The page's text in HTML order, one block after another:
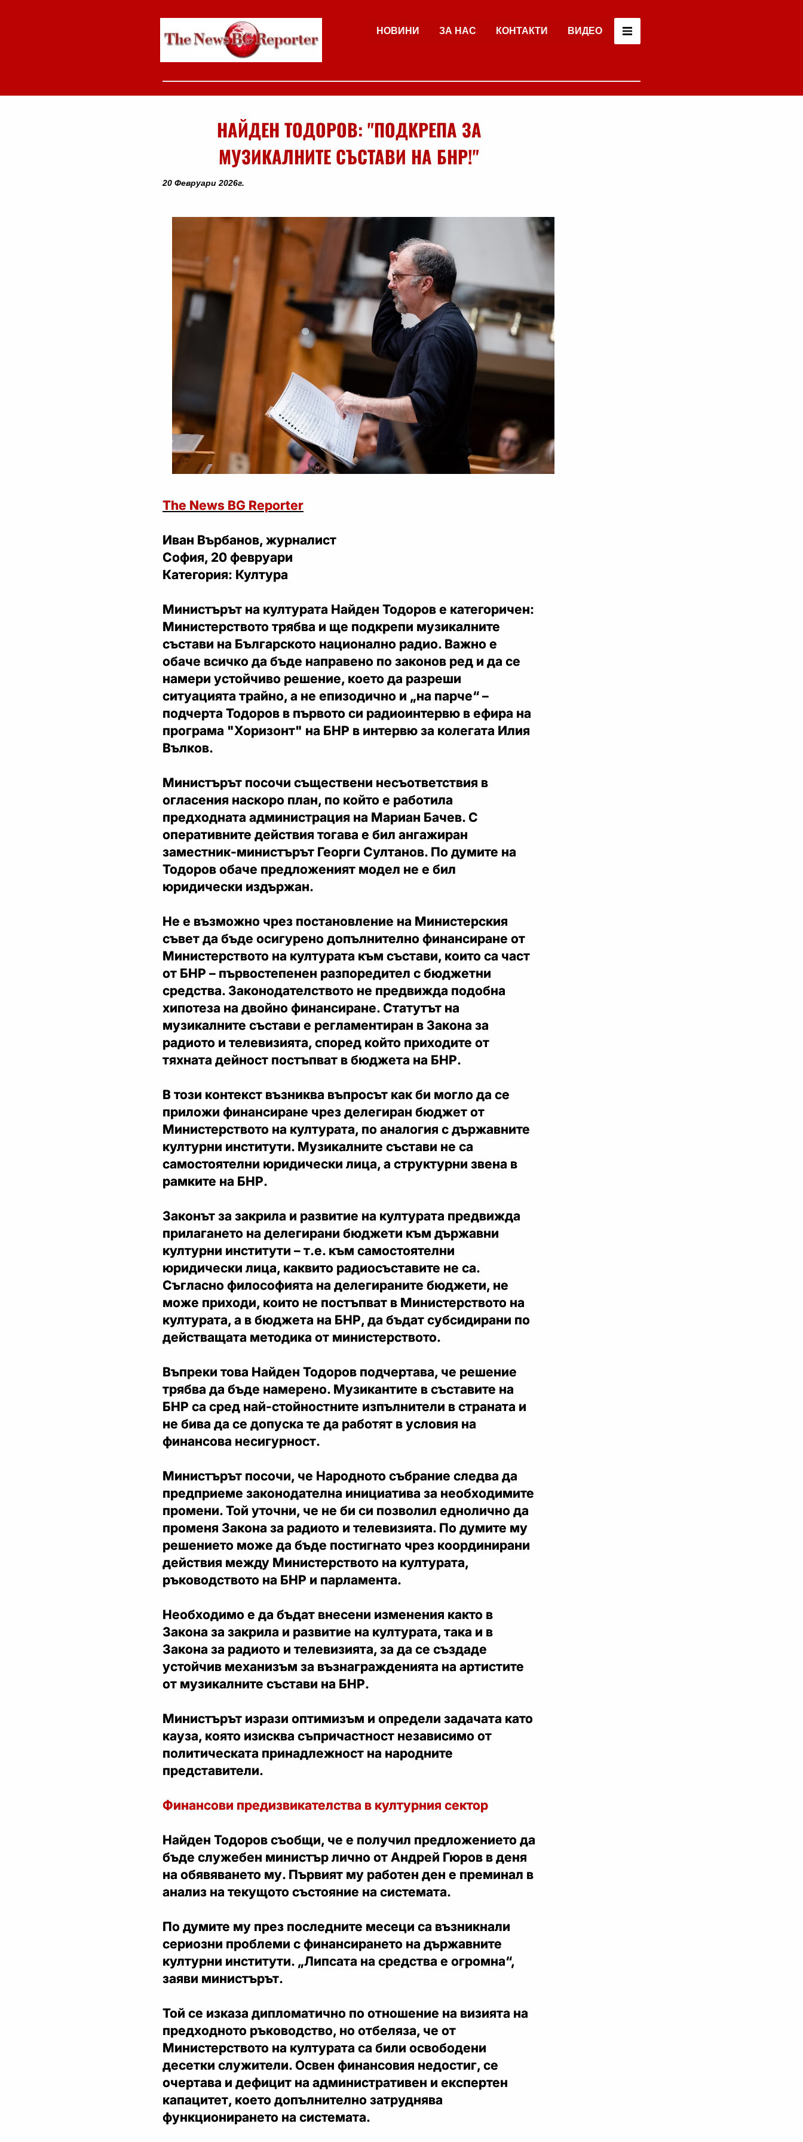
НОВИНИ ЗА НАС КОНТАКТИ ВИДЕО
НАЙДЕН ТОДОРОВ: "ПОДКРЕПА ЗА
МУЗИКАЛНИТЕ СЪСТАВИ НА БНР!"
20 Февруари 2026г.
The News BG Reporter
Иван Върбанов, журналист
София, 20 февруари
Категория: Култура
Министърът на културата Найден Тодоров е категоричен:
Министерството трябва и ще подкрепи музикалните
състави на Българското национално радио. Важно е
обаче всичко да бъде направено по законов ред и да се
намери устойчиво решение, което да разреши
ситуацията трайно, а не епизодично и „на парче“ –
подчерта Тодоров в първото си радиоинтервю в ефира на
програма "Хоризонт" на БНР в интервю за колегата Илия
Вълков.
Министърът посочи съществени несъответствия в
огласения наскоро план, по който е работила
предходната администрация на Мариан Бачев. С
оперативните действия тогава е бил ангажиран
заместник-министърът Георги Султанов. По думите на
Тодоров обаче предложеният модел не е бил
юридически издържан.
Не е възможно чрез постановление на Министерския
съвет да бъде осигурено допълнително финансиране от
Министерството на културата към състави, които са част
от БНР – първостепенен разпоредител с бюджетни
средства. Законодателството не предвижда подобна
хипотеза на двойно финансиране. Статутът на
музикалните състави е регламентиран в Закона за
радиото и телевизията, според който приходите от
тяхната дейност постъпват в бюджета на БНР.
В този контекст възниква въпросът как би могло да се
приложи финансиране чрез делегиран бюджет от
Министерството на културата, по аналогия с държавните
културни институти. Музикалните състави не са
самостоятелни юридически лица, а структурни звена в
рамките на БНР.
Законът за закрила и развитие на културата предвижда
прилагането на делегирани бюджети към държавни
културни институти – т.е. към самостоятелни
юридически лица, каквито радиосъставите не са.
Съгласно философията на делегираните бюджети, не
може приходи, които не постъпват в Министерството на
културата, а в бюджета на БНР, да бъдат субсидирани по
действащата методика от министерството.
Въпреки това Найден Тодоров подчертава, че решение
трябва да бъде намерено. Музикантите в съставите на
БНР са сред най-стойностните изпълнители в страната и
не бива да се допуска те да работят в условия на
финансова несигурност.
Министърът посочи, че Народното събрание следва да
предприеме законодателна инициатива за необходимите
промени. Той уточни, че не би си позволил еднолично да
променя Закона за радиото и телевизията. По думите му
решението може да бъде постигнато чрез координирани
действия между Министерството на културата,
ръководството на БНР и парламента.
Необходимо е да бъдат внесени изменения както в
Закона за закрила и развитие на културата, така и в
Закона за радиото и телевизията, за да се създаде
устойчив механизъм за възнагражденията на артистите
от музикалните състави на БНР.
Министърът изрази оптимизъм и определи задачата като
кауза, която изисква съпричастност независимо от
политическата принадлежност на народните
представители.
Финансови предизвикателства в културния сектор
Найден Тодоров съобщи, че е получил предложението да
бъде служебен министър лично от Андрей Гюров в деня
на обявяването му. Първият му работен ден е преминал в
анализ на текущото състояние на системата.
По думите му през последните месеци са възникнали
сериозни проблеми с финансирането на държавните
културни институти. „Липсата на средства е огромна“,
заяви министърът.
Той се изказа дипломатично по отношение на визията на
предходното ръководство, но отбеляза, че от
Министерството на културата са били освободени
десетки служители. Освен финансовия недостиг, се
очертава и дефицит на административен и експертен
капацитет, което допълнително затруднява
функционирането на системата.